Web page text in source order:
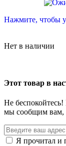
Нажмите, чтобы
Нет в наличии
Этот товар в
Не
мы сообщим вам,
Я прочитал и